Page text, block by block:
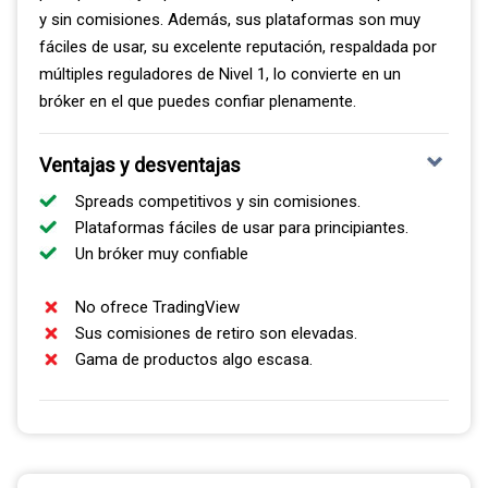
principales pares de divisas.
Estos spreads de la cuenta RAW se comparan muy
favorablemente con el promedio de la industria, que se
sitúa en 0.50 pips. Esto significa que estarás operando
con costos significativamente más bajos que en la
costos es una ventaja competitiva muy importante para
velocidades de ejecución y los bajos spreads RAW de
Pepperstone es clave. Este conjunto de factores
reducirá tus costos de negociación de manera general y
optimizará tu rentabilidad. De esta manera podrás
y sin comisiones. Además, sus plataformas son muy
fáciles de usar, su excelente reputación, respaldada por
múltiples reguladores de Nivel 1, lo convierte en un
bróker en el que puedes confiar plenamente.
Ventajas y desventajas
Spreads competitivos y sin comisiones.
Plataformas fáciles de usar para principiantes.
Un bróker muy confiable
No ofrece TradingView
Sus comisiones de retiro son elevadas.
Gama de productos algo escasa.